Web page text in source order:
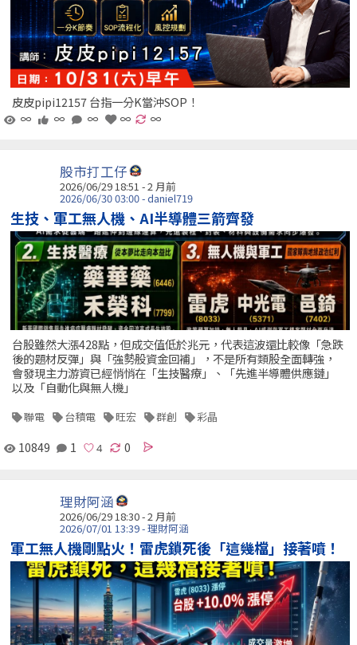
皮皮pipi12157 台指一分K當沖SOP！
∞
∞ ∞ ∞ ∞
股市打工仔
2026/06/29 18:51 - 2 月前
2026/06/30 03:00 - daniel719
生技、軍工無人機、AI半導體三箭齊發
台股雖然大漲428點，但成交值低於兆元，代表這波還比較像「急跌
後的題材反彈」與「強勢股資金回補」，不是所有類股全面轉強，
會發現主力游資已經悄悄在「生技醫療」、「先進半導體供應鏈」
以及「自動化與無人機」
聯電 台積電 旺宏 群創 彩晶
10849 1 0
理財阿涵
2026/06/29 18:30 - 2 月前
2026/07/01 13:39 - 理財阿涵
軍工無人機剛點火！雷虎鎖死後「這幾檔」接著噴！